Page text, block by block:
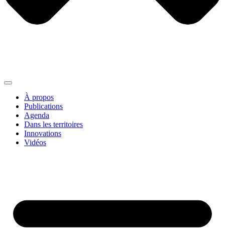
À propos
Publications
Agenda
Dans les territoires
Innovations
Vidéos